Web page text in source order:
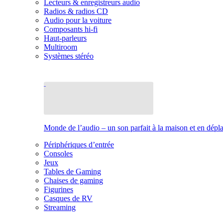
Lecteurs & enregistreurs audio
Radios & radios CD
Audio pour la voiture
Composants hi-fi
Haut-parleurs
Multiroom
Systèmes stéréo
Monde de l’audio – un son parfait à la maison et en
Périphériques d’entrée
Consoles
Jeux
Tables de Gaming
Chaises de gaming
Figurines
Casques de RV
Streaming